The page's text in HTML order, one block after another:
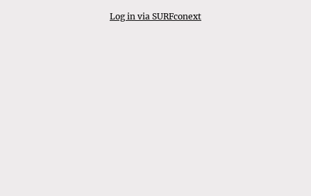
Log in via SURFconext